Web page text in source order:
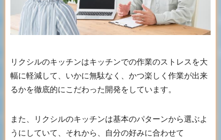
リクシルのキッチンはキッチンでの作業のストレスを大
幅に軽減して、いかに無駄なく、かつ楽しく作業が出来
るかを徹底的にこだわった開発をしています。
また、リクシルのキッチンは基本のパターンから選ぶよ
うにしていて、それから、自分の好みに合わせて